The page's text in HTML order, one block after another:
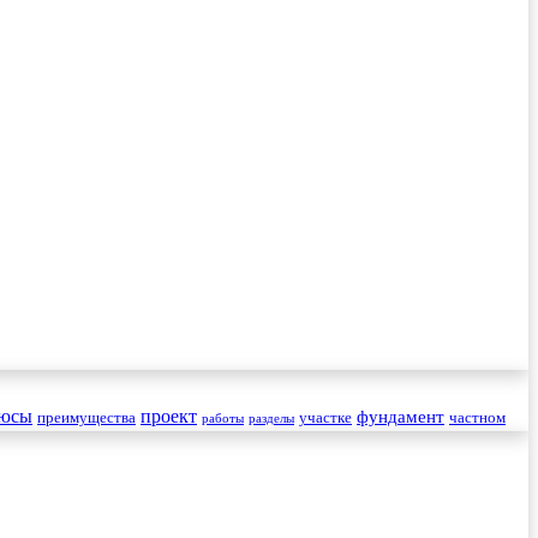
преимущества проект работы разделы участке фундамент частном